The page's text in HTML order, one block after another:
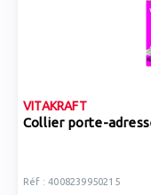
VITAKRAFT
Collier porte-
Réf : 4008239950215